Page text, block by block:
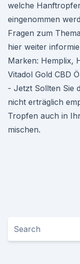
welche
eingenommen
Fragen zum
hier weiter
Marken: Hemplix,
Vitadol Gold CBD
- Jetzt Sollten Sie
nicht erträglich
Tropfen auch in
mischen.